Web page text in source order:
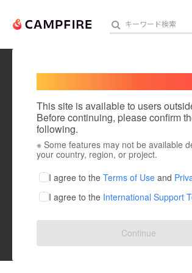
人気のプロジェ
アート・写真
テクノロジー
映像・映画
ビジネス・起
まちづくり・
This site is available to users
Before continuing, please confirm
following.
※ Some features may not be available
your country, region, or project.
I agree to the Terms of Use and
I agree to the International Support
Continue
支援したプロジェクト 0